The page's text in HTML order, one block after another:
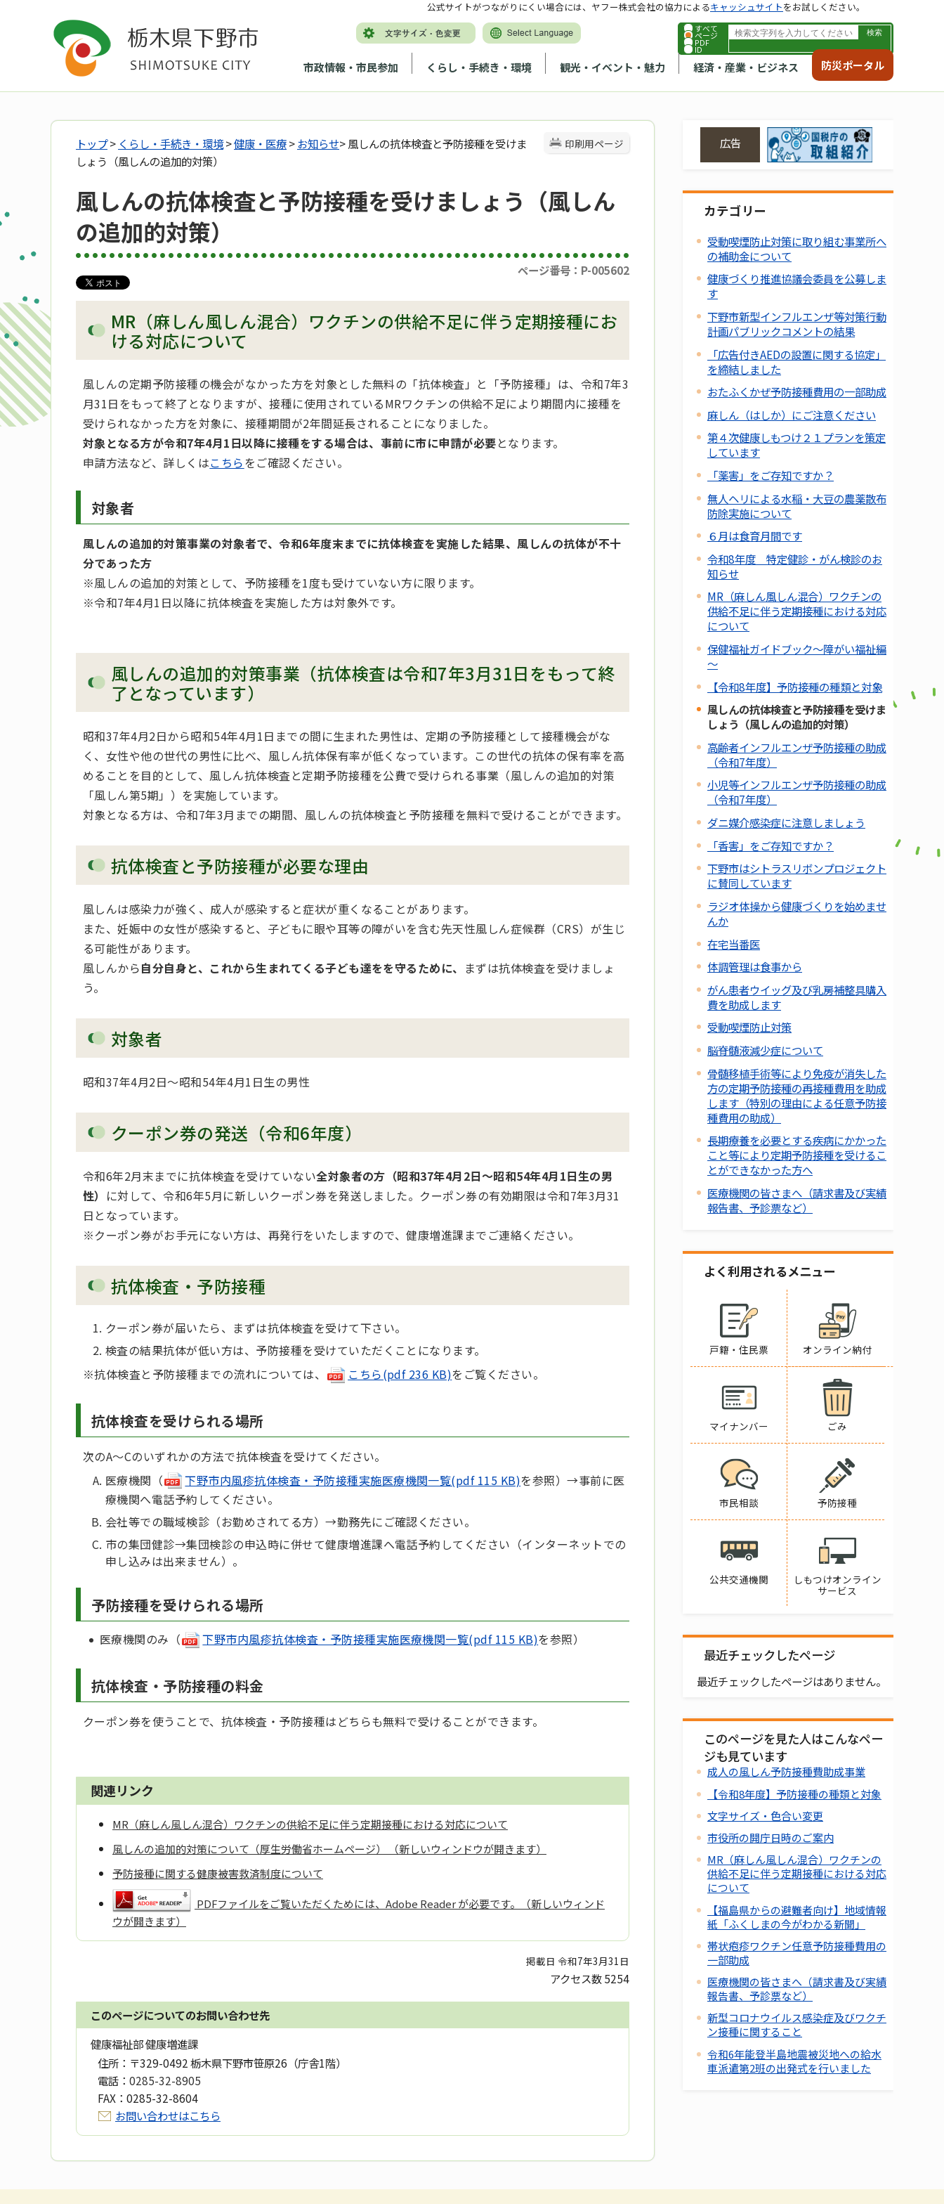
すべて
ページ
PDF
ID
市政情報・市民参加 くらし・手続き・環境 観光・イベント・魅力 経済・産業・ビジネス 防災ポータル
公式サイトがつながりにくい場合には、ヤフー株式会社の協力によるキャッシュサイトをお試しください。
印刷用ページ
トップ> くらし・手続き・環境>健康・医療>お知らせ> 風しんの抗体検査と予防接種を受けま
しょう（風しんの追加的対策）
風しんの抗体検査と予防接種を受けましょう（風しん
の追加的対策）
ページ番号：P-005602
MR（麻しん風しん混合）ワクチンの供給不足に伴う定期接種にお
ける対応について
風しんの定期予防接種の機会がなかった方を対象とした無料の「抗体検査」と「予防接種」は、令和7年3
月31日をもって終了となりますが、接種に使用されているMRワクチンの供給不足により期間内に接種を
受けられなかった方を対象に、接種期間が2年間延長されることになりました。
対象となる方が令和7年4月1日以降に接種をする場合は、事前に市に申請が必要となります。
申請方法など、詳しくはこちらをご確認ください。
対象者
風しんの追加的対策事業の対象者で、令和6年度末までに抗体検査を実施した結果、風しんの抗体が不十
分であった方
※風しんの追加的対策として、予防接種を1度も受けていない方に限ります。
※令和7年4月1日以降に抗体検査を実施した方は対象外です。
風しんの追加的対策事業（抗体検査は令和7年3月31日をもって終
了となっています）
昭和37年4月2日から昭和54年4月1日までの間に生まれた男性は、定期の予防接種として接種機会がな
く、女性や他の世代の男性に比べ、風しん抗体保有率が低くなっています。この世代の抗体の保有率を高
めることを目的として、風しん抗体検査と定期予防接種を公費で受けられる事業（風しんの追加的対策
「風しん第5期」）を実施しています。
対象となる方は、令和7年3月までの期間、風しんの抗体検査と予防接種を無料で受けることができます。
抗体検査と予防接種が必要な理由
風しんは感染力が強く、成人が感染すると症状が重くなることがあります。
また、妊娠中の女性が感染すると、子どもに眼や耳等の障がいを含む先天性風しん症候群（CRS）が生じ
る可能性があります。
風しんから自分自身と、これから生まれてくる子ども達をを守るために、 まずは抗体検査を受けましょ
う。
対象者
昭和37年4月2日～昭和54年4月1日生の男性
クーポン券の発送（令和6年度）
令和6年2月末までに抗体検査を受けていない全対象者の方（昭和37年4月2日～昭和54年4月1日生の男
性） に対して、令和6年5月に新しいクーポン券を発送しました。クーポン券の有効期限は令和7年3月31
日となっています。
※クーポン券がお手元にない方は、再発行をいたしますので、健康増進課までご連絡ください。
抗体検査・予防接種
クーポン券が届いたら、まずは抗体検査を受けて下さい。
検査の結果抗体が低い方は、予防接種を受けていただくことになります。
※抗体検査と予防接種までの流れについては、
こちら(pdf 236 KB)をご覧ください。
抗体検査を受けられる場所
次のA～Cのいずれかの方法で抗体検査を受けてください。
医療機関（
下野市内風疹抗体検査・予防接種実施医療機関一覧(pdf 115 KB)を参照）→事前に医
療機関へ電話予約してください。
会社等での職域検診（お勤めされてる方）→勤務先にご確認ください。
市の集団健診→集団検診の申込時に併せて健康増進課へ電話予約してください（インターネットでの
申し込みは出来ません）。
予防接種を受けられる場所
医療機関のみ（ 下野市内風疹抗体検査・予防接種実施医療機関一覧(pdf 115 KB)を参照）
抗体検査・予防接種の料金
クーポン券を使うことで、抗体検査・予防接種はどちらも無料で受けることができます。
関連リンク
MR（麻しん風しん混合）ワクチンの供給不足に伴う定期接種における対応について
風しんの追加的対策について（厚生労働省ホームページ） （新しいウィンドウが開きます）
予防接種に関する健康被害救済制度について
PDFファイルをご覧いただくためには、Adobe Reader が必要です。（新しいウィンド
ウが開きます）
掲載日 令和7年3月31日
アクセス数5254
このページについてのお問い合わせ先
健康福祉部 健康増進課
住所： 〒329-0492 栃木県下野市笹原26（庁舎1階）
電話： 0285-32-8905
FAX： 0285-32-8604
お問い合わせはこちら
広告
カテゴリー
受動喫煙防止対策に取り組む事業所へ
の補助金について
健康づくり推進協議会委員を公募しま
す
下野市新型インフルエンザ等対策行動
計画パブリックコメントの結果
「広告付きAEDの設置に関する協定」
を締結しました
おたふくかぜ予防接種費用の一部助成
麻しん（はしか）にご注意ください
第４次健康しもつけ２１プランを策定
しています
「薬害」をご存知ですか？
無人ヘリによる水稲・大豆の農薬散布
防除実施について
６月は食育月間です
令和8年度 特定健診・がん検診のお
知らせ
MR（麻しん風しん混合）ワクチンの
供給不足に伴う定期接種における対応
について
保健福祉ガイドブック～障がい福祉編
～
【令和8年度】予防接種の種類と対象
風しんの抗体検査と予防接種を受けま
しょう（風しんの追加的対策）
高齢者インフルエンザ予防接種の助成
（令和7年度）
小児等インフルエンザ予防接種の助成
（令和7年度）
ダニ媒介感染症に注意しましょう
「香害」をご存知ですか？
下野市はシトラスリボンプロジェクト
に賛同しています
ラジオ体操から健康づくりを始めませ
んか
在宅当番医
体調管理は食事から
がん患者ウイッグ及び乳房補整具購入
費を助成します
受動喫煙防止対策
脳脊髄液減少症について
骨髄移植手術等により免疫が消失した
方の定期予防接種の再接種費用を助成
します（特別の理由による任意予防接
種費用の助成）
長期療養を必要とする疾病にかかった
こと等により定期予防接種を受けるこ
とができなかった方へ
医療機関の皆さまへ（請求書及び実績
報告書、予診票など）
よく利用されるメニュー
戸籍・住民票 オンライン納付
マイナンバー ごみ
市民相談 予防接種
公共交通機関
しもつけオンライン
サービス
最近チェックしたページ
最近チェックしたページはありません。
このページを見た人はこんなペー
ジも見ています
成人の風しん予防接種費助成事業
【令和8年度】予防接種の種類と対象
文字サイズ・色合い変更
市役所の開庁日時のご案内
MR（麻しん風しん混合）ワクチンの
供給不足に伴う定期接種における対応
について
【福島県からの避難者向け】地域情報
紙「ふくしまの今がわかる新聞」
帯状疱疹ワクチン任意予防接種費用の
一部助成
医療機関の皆さまへ（請求書及び実績
報告書、予診票など）
新型コロナウイルス感染症及びワクチ
ン接種に関すること
令和6年能登半島地震被災地への給水
車派遣第2班の出発式を行いました